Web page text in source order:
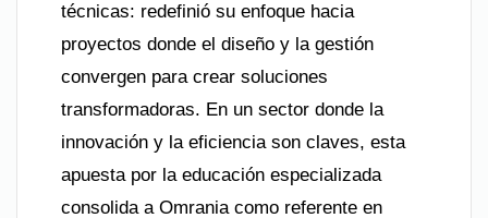
técnicas: redefinió su enfoque hacia
proyectos donde el diseño y la gestión
convergen para crear soluciones
transformadoras. En un sector donde la
innovación y la eficiencia son claves, esta
apuesta por la educación especializada
consolida a Omrania como referente en